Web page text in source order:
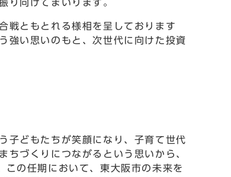
り向けてまいります。
戦ともとれる様相を呈しております
強い思いのもと、次世代に向けた投資
子どもたちが笑顔になり、子育て世代
ちづくりにつながるという思いから、
の任期において、東大阪市の未来を